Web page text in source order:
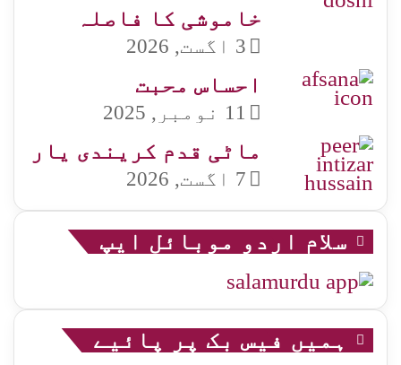
خاموشی کا فاصلہ
3 اگست, 2026
احساس محبت
11 نومبر, 2025
ماٹی قدم کریندی یار
7 اگست, 2026
سلام اردو موبائل ایپ
ہمیں فیس بک پر پائیے